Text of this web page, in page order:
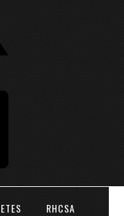
RHCSA